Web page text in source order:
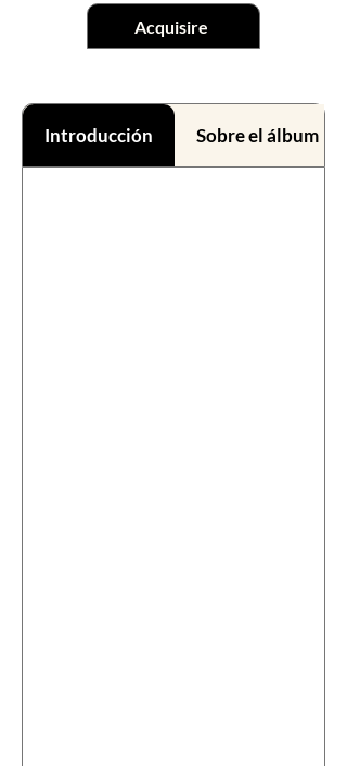
Acquisire
Introducción Sobre el álbum